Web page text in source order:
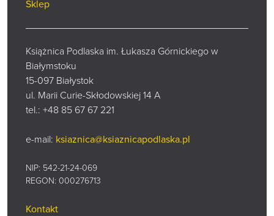
Sklep
Książnica Podlaska im. Łukasza Górnickiego w
Białymstoku
15-097 Białystok
ul. Marii Curie-Skłodowskiej 14 A
tel.: +48 85 67 67 221
e-mail: ksiaznica@ksiaznicapodlaska.pl
NIP: 542-21-24-069
REGON: 000276713
Kontakt